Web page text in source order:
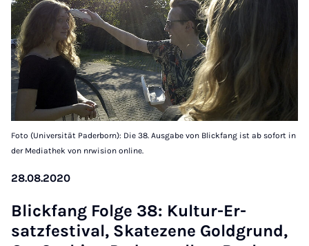
Foto (Universität Paderborn): Die 38. Ausgabe von Blickfang ist ab sofort in
der Mediathek von nrwision online.
28.08.2020
Blick­fang Folge 38: Kul­tur-Er­
satzfest­iv­al, Skatezene Gold­grund,